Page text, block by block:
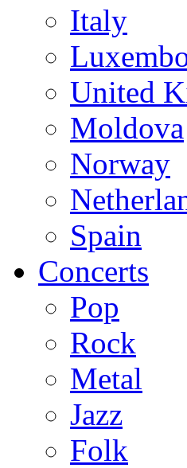
Italy
United
Moldova
Norway
Spain
Concerts
Pop
Rock
Metal
Jazz
Folk